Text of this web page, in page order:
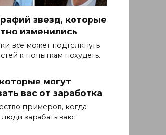
звезд, которые
изменились
все может подтолкнуть
к попыткам похудеть.
могут
вас от заработка
примеров, когда
люди зарабатывают